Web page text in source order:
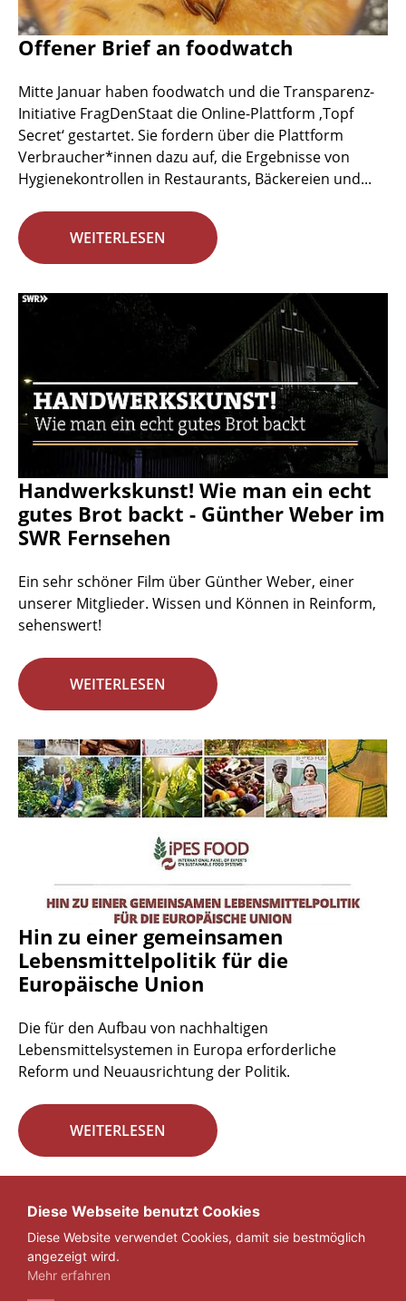
Offener Brief an foodwatch
Mitte Januar haben foodwatch und die Transparenz-
Initiative FragDenStaat die Online-Plattform ‚Topf
Secret‘ gestartet. Sie fordern über die Plattform
Verbraucher*innen dazu auf, die Ergebnisse von
Hygienekontrollen in Restaurants, Bäckereien und...
WEITERLESEN
Handwerkskunst! Wie man ein echt
gutes Brot backt - Günther Weber im
SWR Fernsehen
Ein sehr schöner Film über Günther Weber, einer
unserer Mitglieder. Wissen und Können in Reinform,
sehenswert!
WEITERLESEN
Hin zu einer gemeinsamen
Lebensmittelpolitik für die
Europäische Union
Die für den Aufbau von nachhaltigen
Lebensmittelsystemen in Europa erforderliche
Reform und Neuausrichtung der Politik.
WEITERLESEN
« 1 ... 27 28 29
Diese Webseite benutzt Cookies
Diese Website verwendet Cookies, damit sie bestmöglich
angezeigt wird.
Mehr erfahren